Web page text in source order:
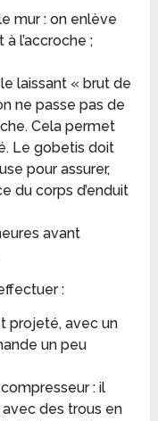
mur : on enlève
l’accroche ;
laissant « brut de
ne passe pas de
Cela permet
Le gobetis doit
pour assurer,
du corps d’enduit
avant
:
projeté, avec un
un peu
: il
avec des trous en